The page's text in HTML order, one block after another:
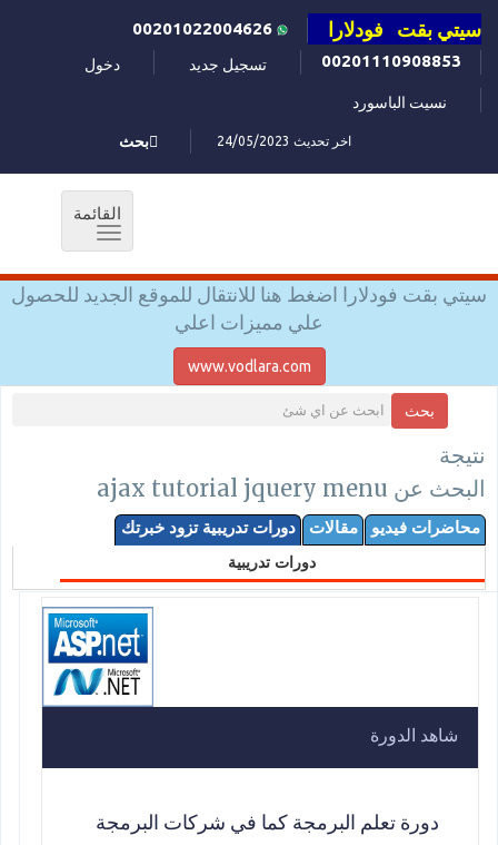
سيتي بقت فودلارا
00201110908853
تسجيل جديد دخول
نسيت الباسورد
اخر تحديث 24/05/2023 بحث
القائمة
Toggle
سيتي بقت فودلارا اضغط هنا للانتقال للموقع الجديد للحصول
علي مميزات اعلي
www.vodlara.com
بحث
نتيجة
البحث عن ajax tutorial jquery menu
محاضرات فيديو مقالات دورات تدريبية تزود خبرتك
دورات تدريبية
شاهد الدورة
دورة تعلم البرمجة كما في شركات البرمجة